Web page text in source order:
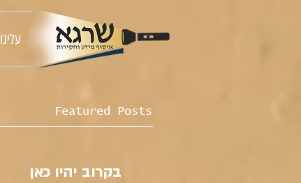
עלינו
Featured Posts
בקרוב יהיו כאן